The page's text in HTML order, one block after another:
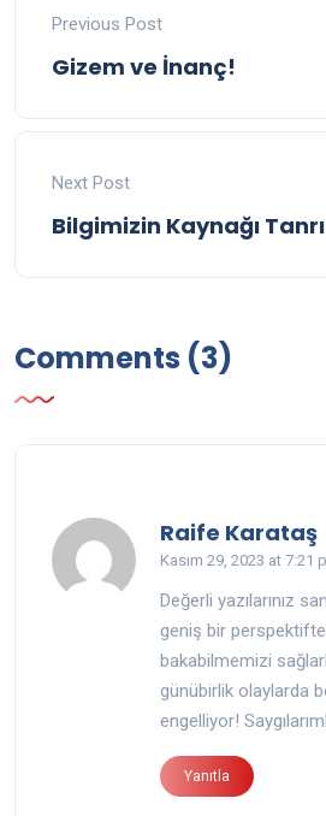
Previous Post
Gizem ve İnanç!
Next Post
Bilgimizin Kaynağı Tanrı
Comments (3)
Raife Karataş
Kasım 29, 2023 at 7:21
Değerli yazılarınız
geniş bir
bakabilmemizi
günübirlik olaylarda
engelliyor!
Yanıtla